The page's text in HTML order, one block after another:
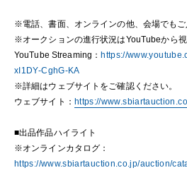
※電話、書面、オンラインの他、会場でもご
※オークションの進行状況はYouTubeから視
YouTube Streaming： https://
xI1DY-CghG-KA
※詳細はウェブサイトをご確認ください。
ウェブサイト： https://
■出品作品ハイライト
※オンラインカタログ：
https://www.sbiartauction.co.jp/auction/